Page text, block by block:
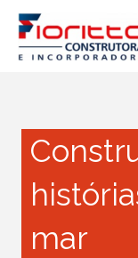
para
mar